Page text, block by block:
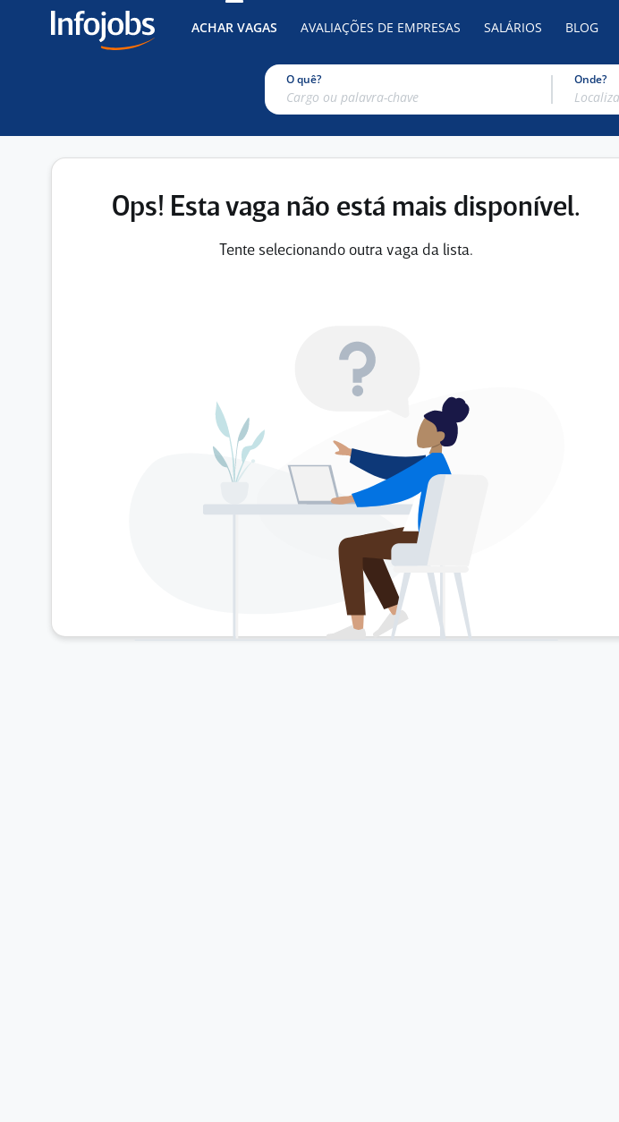
ACHAR VAGAS AVALIAÇÕES DE EMPRESAS SALÁRIOS BLOG
O quê? Onde?
Ops! Esta vaga não está mais disponível.
Tente selecionando outra vaga da lista.